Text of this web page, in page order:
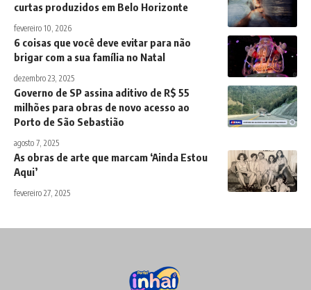
curtas produzidos em Belo Horizonte
fevereiro 10, 2026
6 coisas que você deve evitar para não
brigar com a sua família no Natal
dezembro 23, 2025
Governo de SP assina aditivo de R$ 55
milhões para obras de novo acesso ao
Porto de São Sebastião
agosto 7, 2025
As obras de arte que marcam ‘Ainda Estou
Aqui’
fevereiro 27, 2025